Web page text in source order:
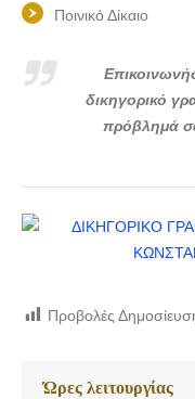
Ποινικό Δίκαιο
δικηγορικό
πρόβλημά
Προβολές
Ώρες λειτουργίας